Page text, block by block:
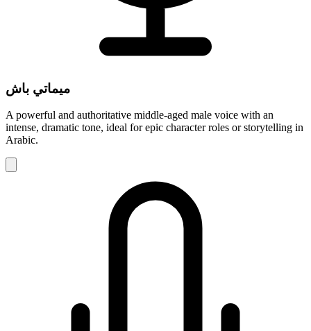
ميماتي باش
A powerful and authoritative middle-aged male voice with an
intense, dramatic tone, ideal for epic character roles or storytelling in
Arabic.